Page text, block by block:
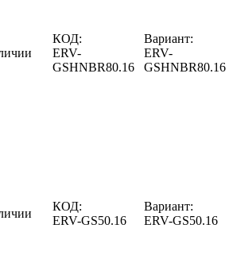
КОД:
ERV-
GSHNBR80.16
Вариант:
ERV-
GSHNBR80.16
КОД:
ERV-GS50.16
Вариант:
ERV-GS50.16